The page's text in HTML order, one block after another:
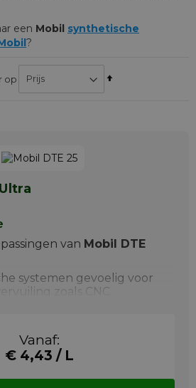
een Mobil synthetische
?
op
Van
van Mobil DTE
systemen gevoelig voor
zoals CNC
indien er precisie
hoeveelheden water
zijn.
Vanaf:
€ 4,43 / L